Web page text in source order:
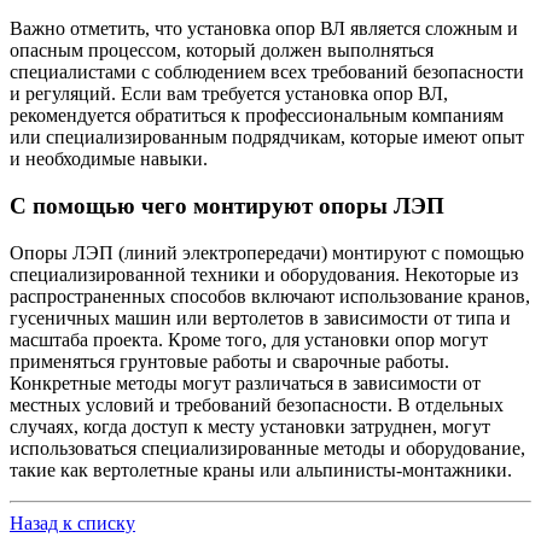
Важно отметить, что установка опор ВЛ является сложным и
опасным процессом, который должен выполняться
специалистами с соблюдением всех требований безопасности
и регуляций. Если вам требуется установка опор ВЛ,
рекомендуется обратиться к профессиональным компаниям
или специализированным подрядчикам, которые имеют опыт
и необходимые навыки.
С помощью чего монтируют опоры ЛЭП
Опоры ЛЭП (линий электропередачи) монтируют с помощью
специализированной техники и оборудования. Некоторые из
распространенных способов включают использование кранов,
гусеничных машин или вертолетов в зависимости от типа и
масштаба проекта. Кроме того, для установки опор могут
применяться грунтовые работы и сварочные работы.
Конкретные методы могут различаться в зависимости от
местных условий и требований безопасности. В отдельных
случаях, когда доступ к месту установки затруднен, могут
использоваться специализированные методы и оборудование,
такие как вертолетные краны или альпинисты-монтажники.
Назад к списку